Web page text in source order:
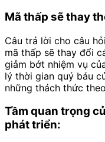
Mã thấp sẽ thay
Câu trả lời cho câu
mã thấp sẽ thay đổi
giảm bớt nhiệm vụ
lý thời gian quý báu
những thách thức
Tầm quan trọng
phát triển: